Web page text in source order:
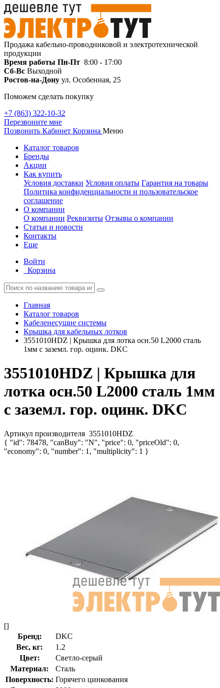
Продажа кабельно-проводниковой и электротехнической
продукции
Время работы Пн-Пт 8:00 - 17:00
Сб-Вс Выходной
Ростов-на-Дону ул. Особенная, 25
Поможем сделать покупку
+7 (863) 322-10-32
Перезвоните мне
Позвонить Кабинет Корзина Меню
Каталог товаров
Бренды
Акции
Как купить
Условия доставки Условия оплаты Гарантия на товары
Политика конфиденциальности и пользовательское
соглашение
О компании
О компании Реквизиты Отзывы о компании
Статьи и новости
Контакты
Еще
Войти
Корзина
Главная
Каталог товаров
Кабеленесущие системы
Крышка для кабельных лотков
3551010HDZ | Крышка для лотка осн.50 L2000 сталь
1мм с заземл. гор. оцинк. DKC
3551010HDZ | Крышка для
лотка осн.50 L2000 сталь 1мм
с заземл. гор. оцинк. DKC
Артикул производителя 3551010HDZ
{ "id": 78478, "canBuy": "N", "price": 0, "priceOld": 0,
"economy": 0, "number": 1, "multiplicity": 1 }
[]
Бренд:
DKC
Вес, кг:
1.2
Цвет:
Светло-серый
Материал:
Сталь
Поверхность: Горячего цинкования